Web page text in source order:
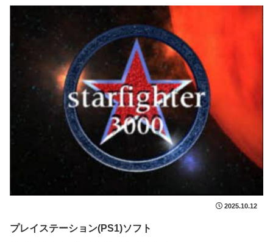
2025.10.12
プレイステーション(PS1)ソフト